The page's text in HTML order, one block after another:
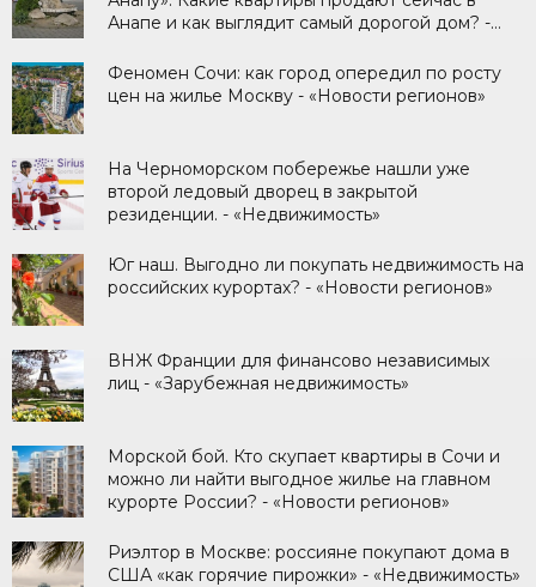
Анапе и как выглядит самый дорогой дом? -
Феномен Сочи: как город опередил по росту
цен на жилье Москву - «Новости регионов»
На Черноморском побережье нашли уже
второй ледовый дворец в закрытой
резиденции. - «Недвижимость»
Юг наш. Выгодно ли покупать недвижимость на
российских курортах? - «Новости регионов»
ВНЖ Франции для финансово независимых
лиц - «Зарубежная недвижимость»
Морской бой. Кто скупает квартиры в Сочи и
можно ли найти выгодное жилье на главном
курорте России? - «Новости регионов»
Риэлтор в Москве: россияне покупают дома в
США «как горячие пирожки» - «Недвижимость»